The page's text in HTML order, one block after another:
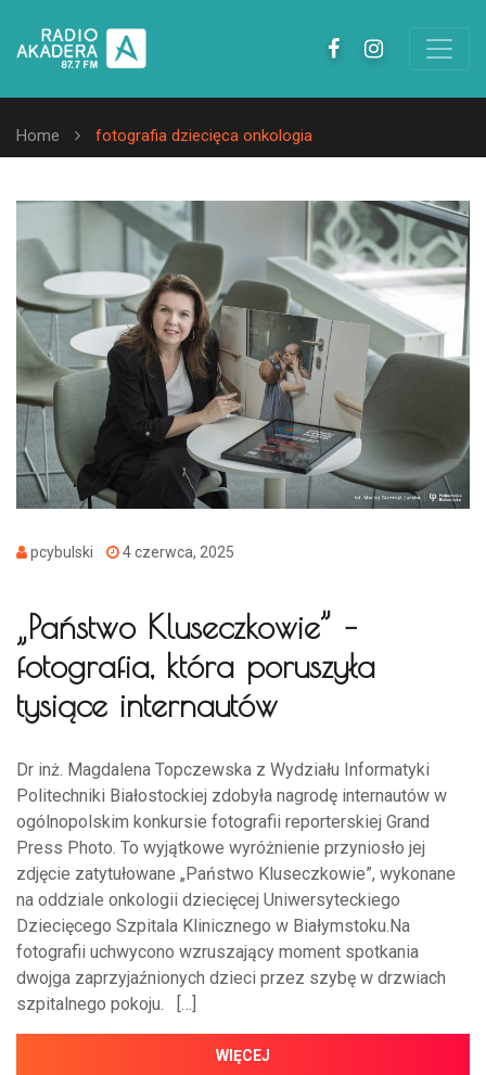
Home fotografia dziecięca onkologia
pcybulski 4 czerwca, 2025
„Państwo Kluseczkowie” –
fotografia, która poruszyła
tysiące internautów
Dr inż. Magdalena Topczewska z Wydziału Informatyki
Politechniki Białostockiej zdobyła nagrodę internautów w
ogólnopolskim konkursie fotografii reporterskiej Grand
Press Photo. To wyjątkowe wyróżnienie przyniosło jej
zdjęcie zatytułowane „Państwo Kluseczkowie”, wykonane
na oddziale onkologii dziecięcej Uniwersyteckiego
Dziecięcego Szpitala Klinicznego w Białymstoku.Na
fotografii uchwycono wzruszający moment spotkania
dwojga zaprzyjaźnionych dzieci przez szybę w drzwiach
szpitalnego pokoju. […]
WIĘCEJ